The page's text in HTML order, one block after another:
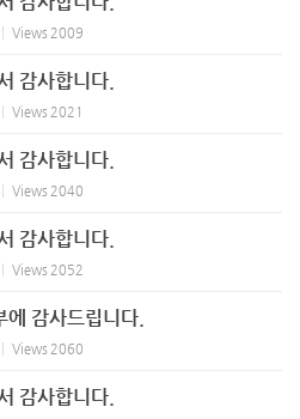
Views 2009
감사합니다.
Views 2021
감사합니다.
Views 2040
감사합니다.
Views 2052
감사드립니다.
Views 2060
감사합니다.